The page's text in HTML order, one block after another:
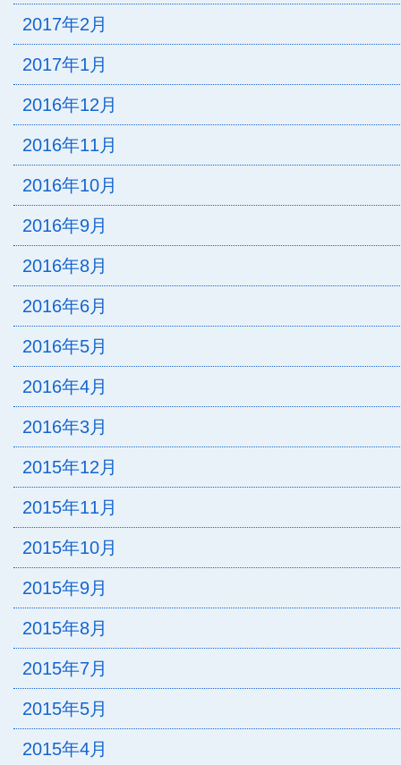
2017年2月
2017年1月
2016年12月
2016年11月
2016年10月
2016年9月
2016年8月
2016年6月
2016年5月
2016年4月
2016年3月
2015年12月
2015年11月
2015年10月
2015年9月
2015年8月
2015年7月
2015年5月
2015年4月